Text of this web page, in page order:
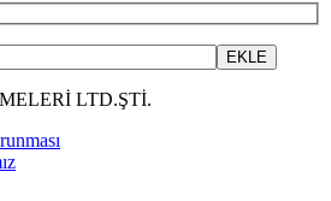
LTD.ŞTİ.